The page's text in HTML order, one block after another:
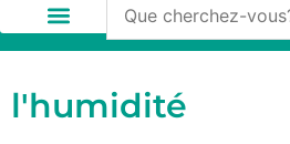
l'humidité